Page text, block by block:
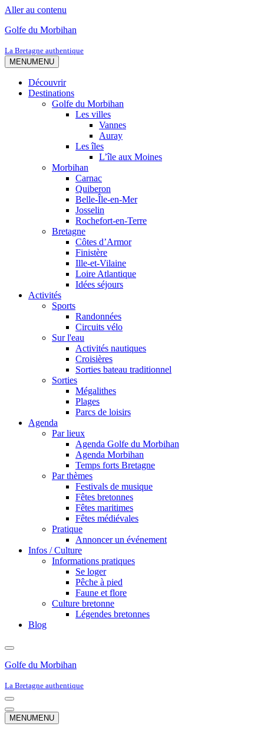
Aller au contenu
Golfe du Morbihan
La Bretagne authentique
MENUMENU
Découvrir
Destinations
Golfe du Morbihan
Les villes
Vannes
Auray
Les îles
L’île aux Moines
Morbihan
Carnac
Quiberon
Belle-Île-en-Mer
Josselin
Rochefort-en-Terre
Bretagne
Côtes d’Armor
Finistère
Ille-et-Vilaine
Loire Atlantique
Idées séjours
Activités
Sports
Randonnées
Circuits vélo
Sur l'eau
Activités nautiques
Croisières
Sorties bateau traditionnel
Sorties
Mégalithes
Plages
Parcs de loisirs
Agenda
Par lieux
Agenda Golfe du Morbihan
Agenda Morbihan
Temps forts Bretagne
Par thèmes
Festivals de musique
Fêtes bretonnes
Fêtes maritimes
Fêtes médiévales
Pratique
Annoncer un événement
Infos / Culture
Informations pratiques
Se loger
Pêche à pied
Faune et flore
Culture bretonne
Légendes bretonnes
Blog
Golfe du Morbihan
La Bretagne authentique
Menu
de
navigation
Menu
de
MENUMENU